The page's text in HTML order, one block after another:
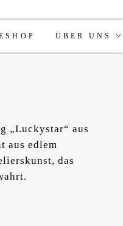
ÜBER UNS
„Luckystar“ aus
aus edlem
das